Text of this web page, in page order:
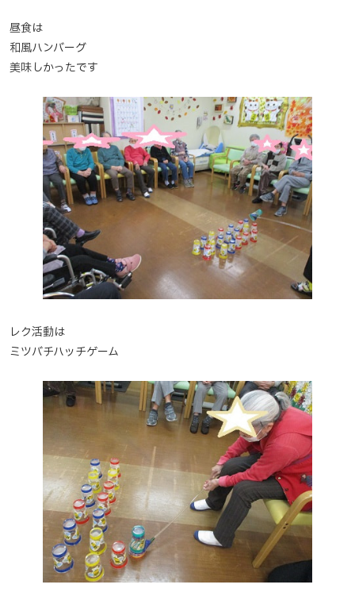
昼食は
和風ハンバーグ
美味しかったです
レク活動は
ミツバチハッチゲーム